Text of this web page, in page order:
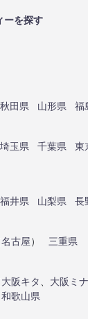
ーを探す
秋田県 山形県
福
埼玉県 千葉県
東
福井県 山梨県
長
名古屋）
三重県
大阪キタ 大阪ミ
和歌山県